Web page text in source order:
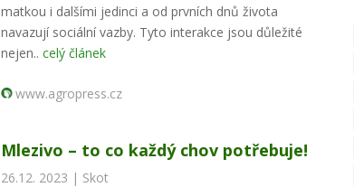
matkou i dalšími jedinci a od prvních dnů života
navazují sociální vazby. Tyto interakce jsou důležité
nejen.. celý článek
www.agropress.cz
Mlezivo – to co každý chov potřebuje!
26.12. 2023 | Skot